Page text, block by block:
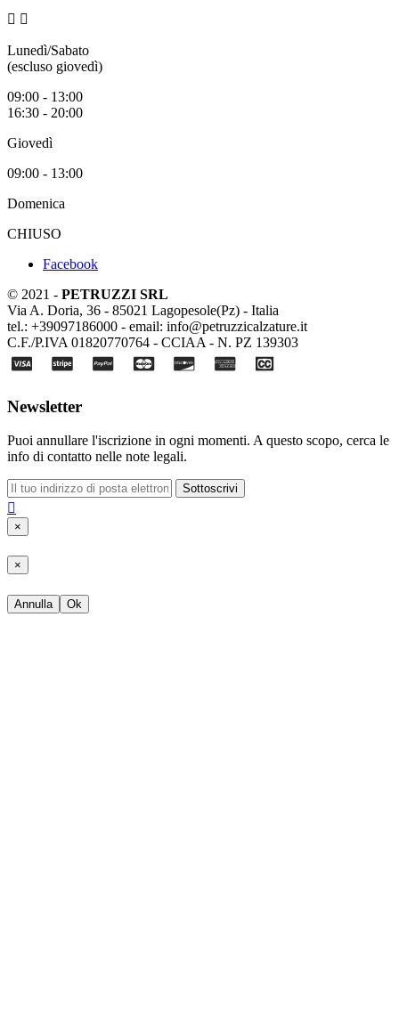
 
Lunedì/Sabato
(escluso giovedì)
09:00 - 13:00
16:30 - 20:00
Giovedì
09:00 - 13:00
Domenica
CHIUSO
Facebook
© 2021 - PETRUZZI SRL
Via A. Doria, 36 - 85021 Lagopesole(Pz) - Italia
tel.: +39097186000 - email: info@petruzzicalzature.it
C.F./P.IVA 01820770764 - CCIAA - N. PZ 139303
Newsletter
Puoi annullare l'iscrizione in ogni momenti. A questo scopo, cerca le
info di contatto nelle note legali.
Sottoscrivi

×
×
Annulla Ok